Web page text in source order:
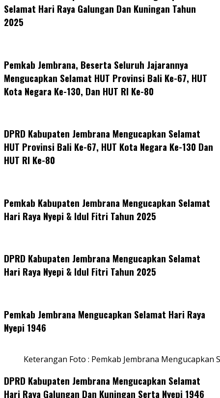
Selamat Hari Raya Galungan Dan Kuningan Tahun
2025
Pemkab Jembrana, Beserta Seluruh Jajarannya
Mengucapkan Selamat HUT Provinsi Bali Ke-67, HUT
Kota Negara Ke-130, Dan HUT RI Ke-80
DPRD Kabupaten Jembrana Mengucapkan Selamat
HUT Provinsi Bali Ke-67, HUT Kota Negara Ke-130 Dan
HUT RI Ke-80
Pemkab Kabupaten Jembrana Mengucapkan Selamat
Hari Raya Nyepi & Idul Fitri Tahun 2025
DPRD Kabupaten Jembrana Mengucapkan Selamat
Hari Raya Nyepi & Idul Fitri Tahun 2025
Pemkab Jembrana Mengucapkan Selamat Hari Raya
Nyepi 1946
Keterangan Foto : Pemkab Jembrana Mengucapkan
DPRD Kabupaten Jembrana Mengucapkan Selamat
Hari Raya Galungan Dan Kuningan Serta Nyepi 1946